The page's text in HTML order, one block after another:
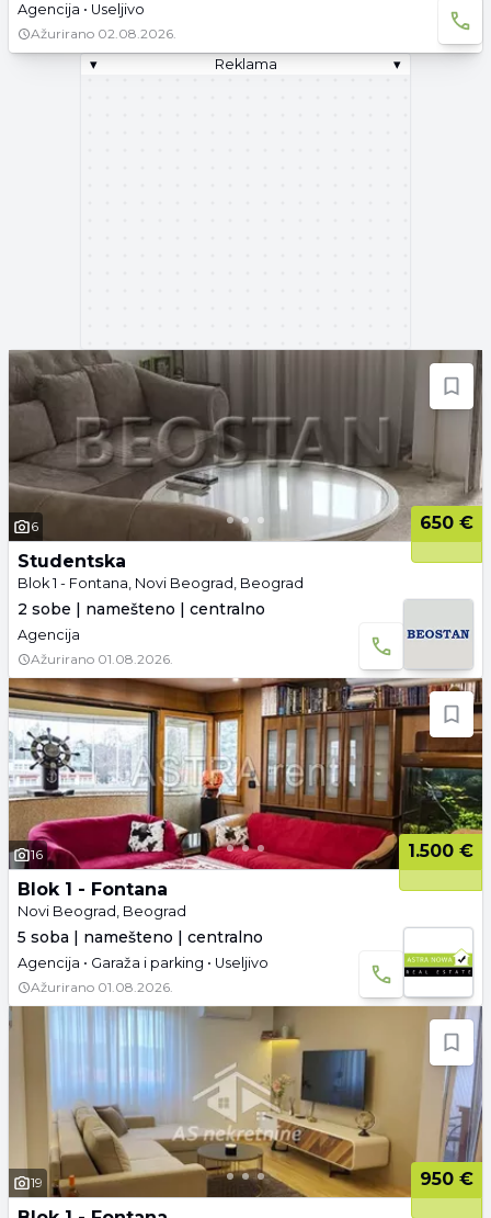
Agencija • Useljivo
Ažurirano 02.08.2026.
▾
Reklama ▾
6
650 €
Studentska
Blok 1 - Fontana, Novi Beograd, Beograd
2 sobe | namešteno | centralno
Agencija
Ažurirano 01.08.2026.
16
1.500 €
Blok 1 - Fontana
Novi Beograd, Beograd
5 soba | namešteno | centralno
Agencija • Garaža i parking • Useljivo
Ažurirano 01.08.2026.
19
950 €